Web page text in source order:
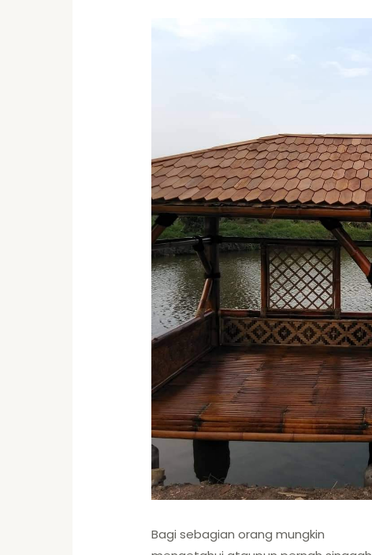
Bagi sebagian orang mungkin